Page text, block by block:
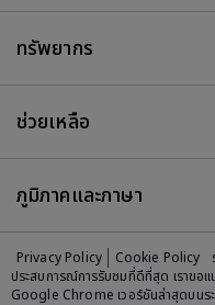
ทรัพยากร
ช่วยเหลือ
ภูมิภาคและภาษา
Privacy Policy Cookie Policy
ประสบการณ์การรับชมที่ดีที่สุด เราขอ
Google Chrome เวอร์ชันล่าสุดบ